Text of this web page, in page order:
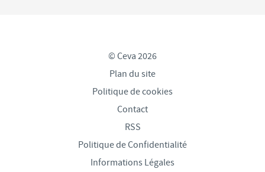
© Ceva 2026
Plan du site
Politique de cookies
Contact
RSS
Politique de Confidentialité
Informations Légales